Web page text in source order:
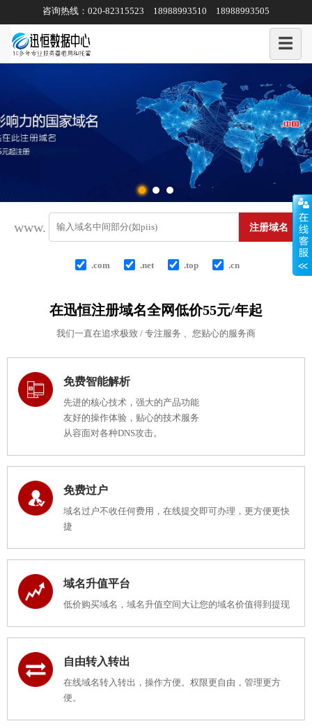
咨询热线：020-82315523 18988993510 18988993505
☰
www.
.com .net .top .cn
在迅恒注册域名全网低价55元/年起
我们一直在追求极致 / 专注服务 、您贴心的服务商
免费智能解析
先进的核心技术，强大的产品功能
友好的操作体验，贴心的技术服务
从容面对各种DNS攻击。
免费过户
域名过户不收任何费用，在线提交即可办理，更方便更快
捷
域名升值平台
低价购买域名，域名升值空间大让您的域名价值得到提现
自由转入转出
在线域名转入转出，操作方便。权限更自由，管理更方
便。